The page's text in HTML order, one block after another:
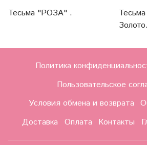
Тесьма "РОЗА" .
Золото.
Политика
Пользовательское
Условия обмена и возврата
Доставка
Оплата Контакты